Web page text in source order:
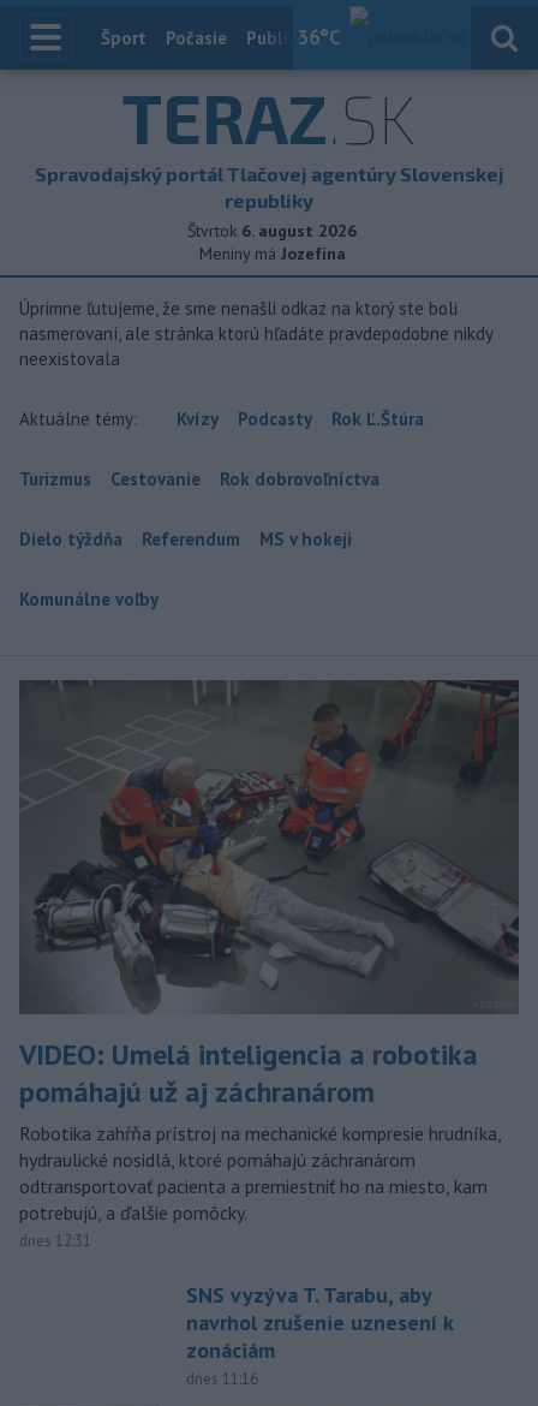
36°C
Index
Šport Počasie Publicistika
TERAZ.SK
Spravodajský portál Tlačovej agentúry Slovenskej
republiky
Štvrtok 6. august 2026
Meniny má Jozefína
Úprimne ľutujeme, že sme nenašli odkaz na ktorý ste boli
nasmerovaní, ale stránka ktorú hľadáte pravdepodobne nikdy
neexistovala
Aktuálne témy: Kvízy Podcasty Rok Ľ.Štúra
Turizmus Cestovanie Rok dobrovoľníctva
Dielo týždňa Referendum MS v hokeji
Komunálne voľby
VIDEO: Umelá inteligencia a robotika
pomáhajú už aj záchranárom
Robotika zahŕňa prístroj na mechanické kompresie hrudníka,
hydraulické nosidlá, ktoré pomáhajú záchranárom
odtransportovať pacienta a premiestniť ho na miesto, kam
potrebujú, a ďalšie pomôcky.
dnes 12:31
SNS vyzýva T. Tarabu, aby
navrhol zrušenie uznesení k
zonáciám
dnes 11:16